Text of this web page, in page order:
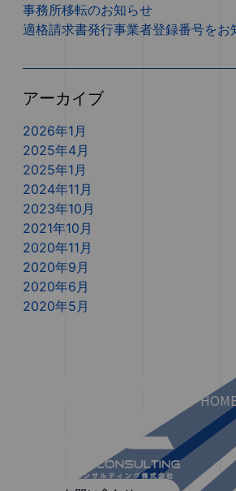
事務所移転のお知らせ
適格請求書発行事業者登録番号をお
アーカイブ
2026年1月
2025年4月
2025年1月
2024年11月
2023年10月
2021年10月
2020年11月
2020年9月
2020年6月
2020年5月